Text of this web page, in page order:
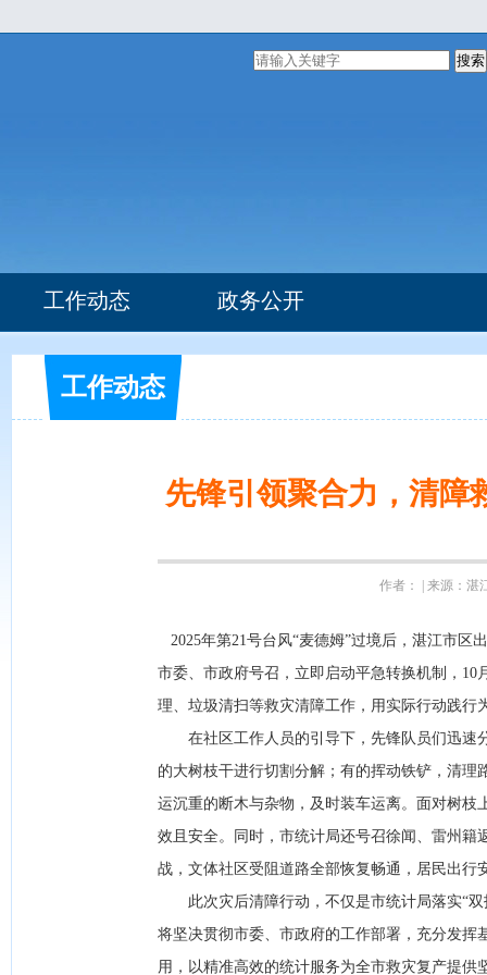
搜索
工作动态 政务公开
组织机构 部门文件
工作动态
先锋引领聚合力，清
作者： | 来源：湛
2025年第21号台风“麦德姆”过境后，湛江市区
市委、市政府号召，立即启动平急转换机制，
理、垃圾清扫等救灾清障工作，用实际行动践行
在社区工作人员的引导下，先锋队员们迅速
的大树枝干进行切割分解；有的挥动铁铲，清
运沉重的断木与杂物，及时装车运离。面对树
效且安全。同时，市统计局还号召徐闻、雷州
战，文体社区受阻道路全部恢复畅通，居民出行
此次灾后清障行动，不仅是市统计局落实“双
将坚决贯彻市委、市政府的工作部署，充分发
用，以精准高效的统计服务为全市救灾复产提供